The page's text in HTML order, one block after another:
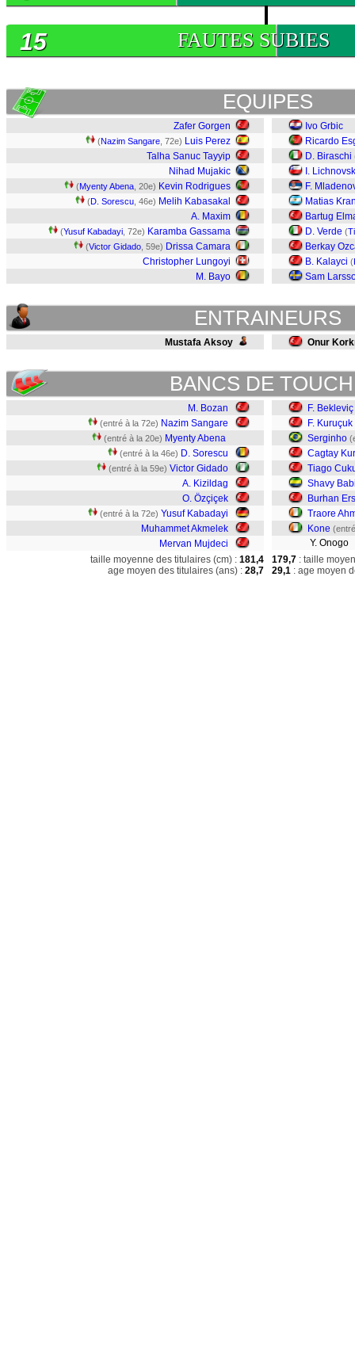
FAUTES SUBIES
15
EQUIPES
Zafer Gorgen
(Nazim Sangare , 72e) Luis Perez
Talha Sanuc Tayyip
Nihad Mujakic
(Myenty Abena , 20e) Kevin Rodrigues
(D. Sorescu , 46e) Melih Kabasakal
A. Maxim
(Yusuf Kabadayi , 72e) Karamba Gassama
(Victor Gidado , 59e) Drissa Camara
Christopher Lungoyi
M. Bayo
Ivo Grbic
Ricardo
D. Biraschi
I.
F.
Matias
Bartug
D. Verde (
Berkay
B. Kalayci (
Sam
ENTRAINEURS
Mustafa Aksoy Onur
BANCS DE
M. Bozan
(entré à la 72e) Nazim Sangare
(entré à la 20e) Myenty Abena
(entré à la 46e) D. Sorescu
(entré à la 59e) Victor Gidado
A. Kizildag
O. Özçiçek
(entré à la 72e) Yusuf Kabadayi
Muhammet Akmelek
Mervan Mujdeci
F. Bekleviç
F. Kuruçuk
Serginho
Cagtay
Tiago
Shavy
Burhan
Traore
Kone
Y. Onogo
taille moyenne des titulaires (cm) : 181,4
age moyen des titulaires (ans) : 28,7
179,7 : taille
29,1 : age moyen